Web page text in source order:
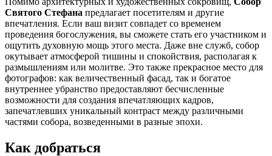
Святого Стефана предлагает посетителям и другие
впечатления. Если ваш визит совпадет со временем
проведения богослужения, вы сможете стать его участником и
ощутить духовную мощь этого места. Даже вне служб, собор
окутывает атмосферой тишины и спокойствия, располагая к
размышлениям или молитве. Это также прекрасное место для
фотографов: как величественный фасад, так и богатое
внутреннее убранство предоставляют бесчисленные
возможности для создания впечатляющих кадров,
запечатлевших уникальный контраст между различными
частями собора, возведенными в разные эпохи.
Как добраться